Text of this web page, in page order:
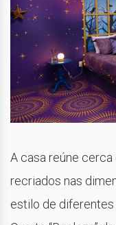
A casa reúne cerca
recriados nas
estilo de